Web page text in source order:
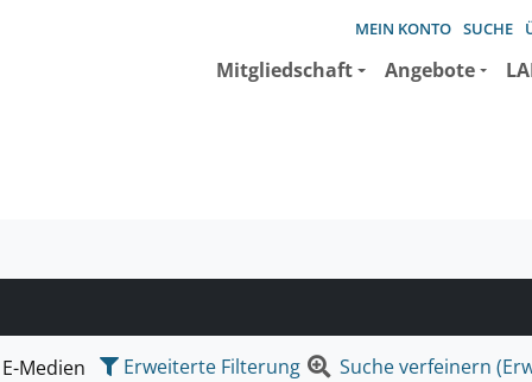
MEIN KONTO SUCHE
Mitgliedschaft Angebote
suchen wollen.
E-Medien Erweiterte Filterung Suche verfeinern